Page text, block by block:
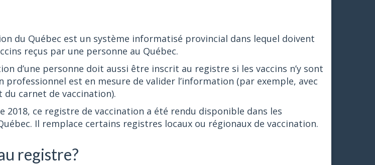
du Québec est un système informatisé provincial dans lequel doivent
reçus par une personne au Québec.
d’une personne doit aussi être inscrit au registre si les vaccins n’y sont
professionnel est en mesure de valider l’information (par exemple, avec
carnet de vaccination).
2018, ce registre de vaccination a été rendu disponible dans les
Il remplace certains registres locaux ou régionaux de vaccination.
registre?